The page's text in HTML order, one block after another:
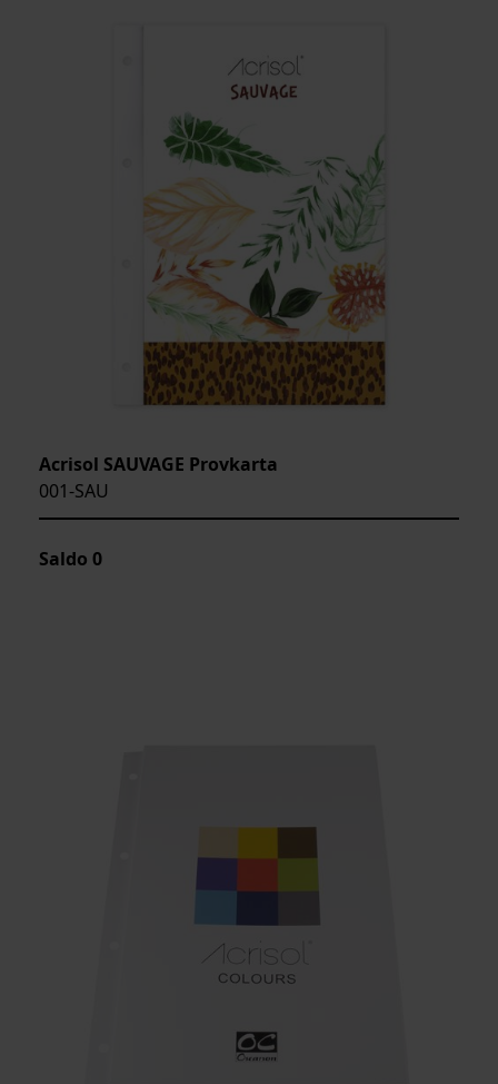
Acrisol SAUVAGE Provkarta
001-SAU
Saldo 0